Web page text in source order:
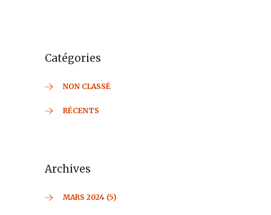
Catégories
NON CLASSÉ
RÉCENTS
Archives
MARS 2024 (5)